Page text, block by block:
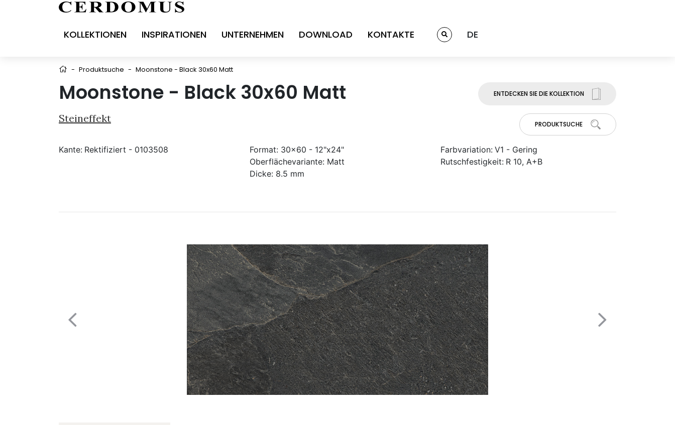
KOLLEKTIONEN INSPIRATIONEN UNTERNEHMEN DOWNLOAD KONTAKTE DE
- Produktsuche - Moonstone - Black 30x60 Matt
Moonstone - Black 30x60 Matt
Steineffekt
ENTDECKEN SIE DIE KOLLEKTION
PRODUKTSUCHE
Kante: Rektifiziert - 0103508 Format: 30x60 - 12"x24"
Oberflächevariante: Matt
Dicke: 8.5 mm
Farbvariation: V1 - Gering
Rutschfestigkeit: R 10, A+B